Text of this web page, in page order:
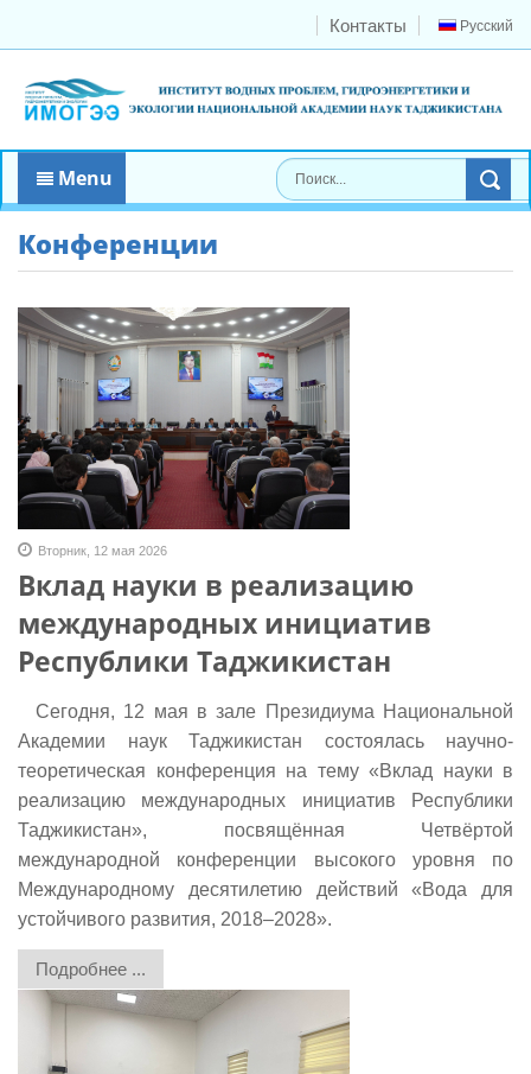
Русский
Контакты
Menu
Конференции
Вторник, 12 мая 2026
Вклад науки в реализацию
международных инициатив
Республики Таджикистан
Сегодня, 12 мая в зале Президиума Национальной
Академии наук Таджикистан состоялась научно-
теоретическая конференция на тему «Вклад науки в
реализацию международных инициатив Республики
Таджикистан», посвящённая Четвёртой
международной конференции высокого уровня по
Международному десятилетию действий «Вода для
устойчивого развития, 2018–2028».
Подробнее ...